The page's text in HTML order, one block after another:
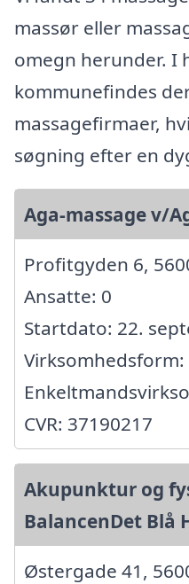
massør eller
omegn herunder. I
kommunefindes
massagefirmaer,
søgning efter en
Aga-massage v/
Profitgyden 6,
Ansatte: 0
Startdato: 22.
Virksomhedsform:
CVR: 37190217
Akupunktur og
BalancenDet Blå
Østergade 41,